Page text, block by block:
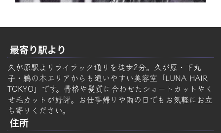
最寄り駅より
久が原駅よりライラック通りを徒歩2分。久が原・下丸
子・鵜の木エリアからも通いやすい美容室「LUNA HAIR
TOKYO」です。骨格や髪質に合わせたショートカットやく
せ毛カットが好評。お仕事帰りや雨の日でもお気軽にお立
ち寄りください。
住所